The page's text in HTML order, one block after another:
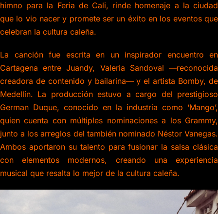
himno para la Feria de Cali, rinde homenaje a la ciudad
que lo vio nacer y promete ser un éxito en los eventos que
celebran la cultura caleña.
La canción fue escrita en un inspirador encuentro en
Cartagena entre Juandy, Valeria Sandoval —reconocida
creadora de contenido y bailarina— y el artista Bomby, de
Medellín. La producción estuvo a cargo del prestigioso
German Duque, conocido en la industria como ‘Mango’,
quien cuenta con múltiples nominaciones a los Grammy,
junto a los arreglos del también nominado Néstor Vanegas.
Ambos aportaron su talento para fusionar la salsa clásica
con elementos modernos, creando una experiencia
musical que resalta lo mejor de la cultura caleña.